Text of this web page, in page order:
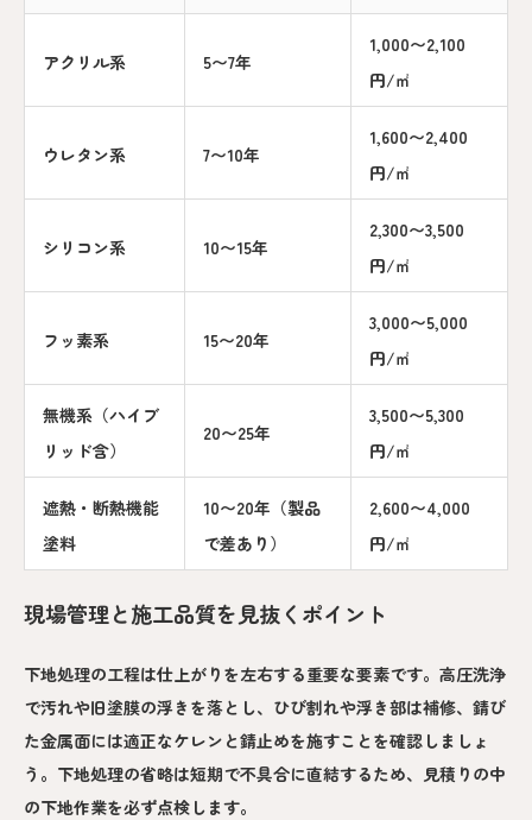
アクリル系 5〜7年
1,000〜2,100
円/㎡
ウレタン系 7〜10年
1,600〜2,400
円/㎡
シリコン系 10〜15年
2,300〜3,500
円/㎡
フッ素系 15〜20年
3,000〜5,000
円/㎡
無機系（ハイブ
リッド含）
20〜25年
3,500〜5,300
円/㎡
遮熱・断熱機能
塗料
10〜20年（製品
で差あり）
2,600〜4,000
円/㎡
現場管理と施工品質を見抜くポイント
下地処理の工程は仕上がりを左右する重要な要素です。高圧洗浄
で汚れや旧塗膜の浮きを落とし、ひび割れや浮き部は補修、錆び
た金属面には適正なケレンと錆止めを施すことを確認しましょ
う。下地処理の省略は短期で不具合に直結するため、見積りの中
の下地作業を必ず点検します。